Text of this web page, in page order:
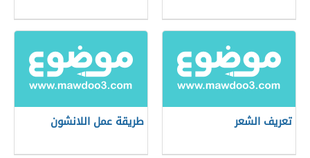
تعريف الشعر طريقة عمل اللانشون